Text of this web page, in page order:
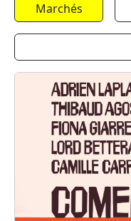
Marchés